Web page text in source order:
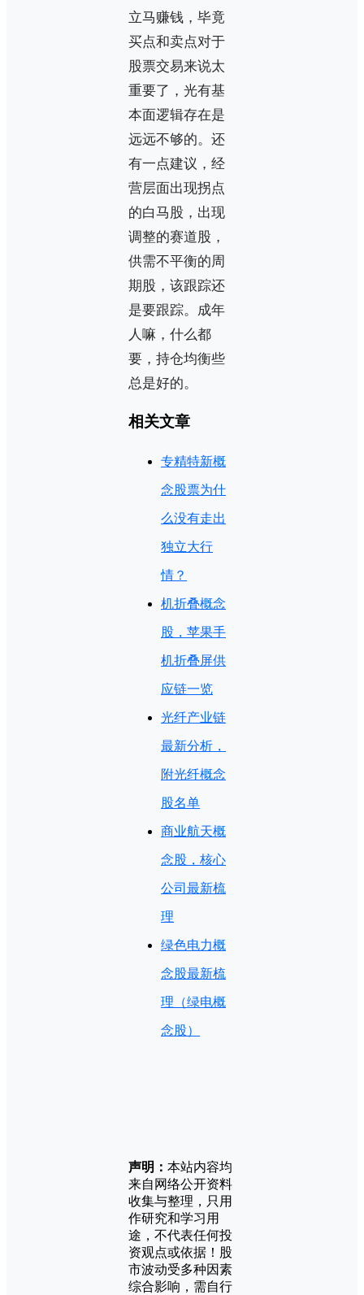
立马赚钱，毕竟
买点和卖点对于
股票交易来说太
重要了，光有基
本面逻辑存在是
远远不够的。还
有一点建议，经
营层面出现拐点
的白马股，出现
调整的赛道股，
供需不平衡的周
期股，该跟踪还
是要跟踪。成年
人嘛，什么都
要，持仓均衡些
总是好的。
相关文章
专精特新概
念股票为什
么没有走出
独立大行
情？
机折叠概念
股，苹果手
机折叠屏供
应链一览
光纤产业链
最新分析，
附光纤概念
股名单
商业航天概
念股，核心
公司最新梳
理
绿色电力概
念股最新梳
理（绿电概
念股）
声明： 本站内容均
来自网络公开资料
收集与整理，只用
作研究和学习用
途，不代表任何投
资观点或依据！股
市波动受多种因素
综合影响，需自行